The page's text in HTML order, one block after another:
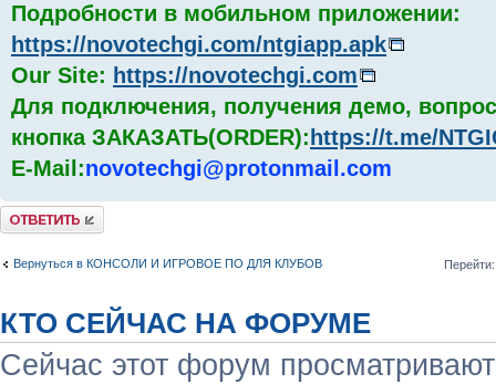
Подробности в мобильном приложении:
https://novotechgi.com/ntgiapp.apk
Our Site: https://novotechgi.com
Для подключения, получения демо,
кнопка ЗАКАЗАТЬ(ORDER): https://t.me/
E-Mail:novotechgi@protonmail.com
Комментировать
Вернуться в КОНСОЛИ И ИГРОВОЕ ПО ДЛЯ КЛУБОВ Перейти:
КТО СЕЙЧАС НА ФОРУМЕ
Сейчас этот форум